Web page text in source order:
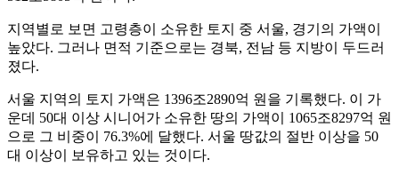
지역별로 보면 고령층이 소유한 토지 중 서울, 경기의 가액이
높았다. 그러나 면적 기준으로는 경북, 전남 등 지방이 두드러
졌다.
서울 지역의 토지 가액은 1396조2890억 원을 기록했다. 이 가
운데 50대 이상 시니어가 소유한 땅의 가액이 1065조8297억 원
으로 그 비중이 76.3%에 달했다. 서울 땅값의 절반 이상을 50
대 이상이 보유하고 있는 것이다.